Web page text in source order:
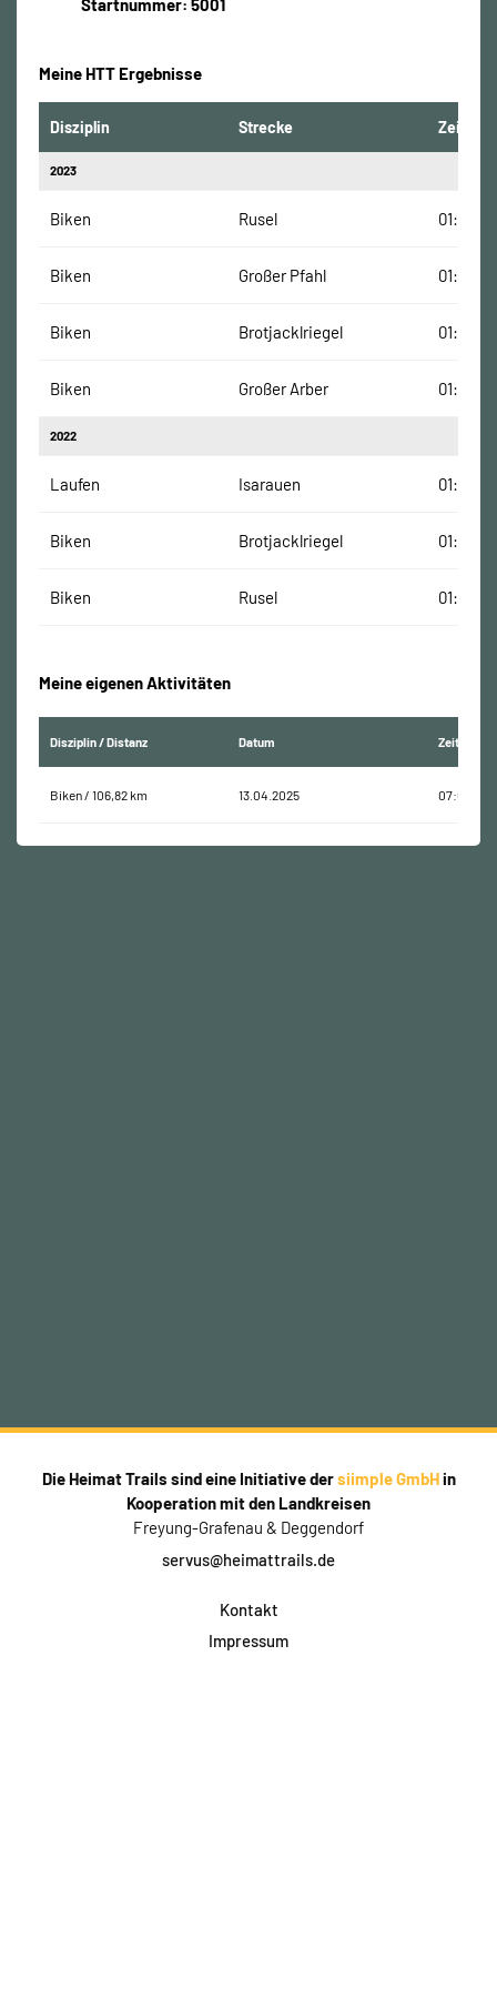
Startnummer: 5001
Meine HTT Ergebnisse
Disziplin Strecke Zeit
2023
Biken Rusel
Biken Großer Pfahl
Biken Brotjacklriegel
Biken Großer Arber
2022
Laufen Isarauen
Biken Brotjacklriegel
Biken Rusel
Meine eigenen Aktivitäten
Disziplin / Distanz Datum Zeit
Biken / 106,82 km 13.04.2025 07:02:56
Die Heimat Trails sind eine Initiative dersiimple GmbHin
Kooperation mit den Landkreisen
Freyung-Grafenau & Deggendorf
servus@heimattrails.de
Kontakt
Impressum